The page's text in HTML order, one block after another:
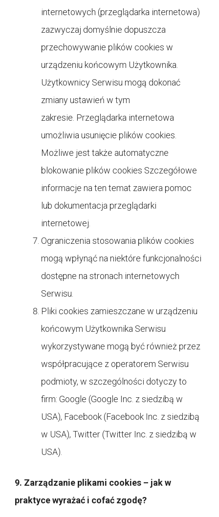
internetowych (przeglądarka internetowa)
zazwyczaj domyślnie dopuszcza
przechowywanie plików cookies w
urządzeniu końcowym Użytkownika.
Użytkownicy Serwisu mogą dokonać
zmiany ustawień w tym
zakresie. Przeglądarka internetowa
umożliwia usunięcie plików cookies.
Możliwe jest także automatyczne
blokowanie plików cookies Szczegółowe
informacje na ten temat zawiera pomoc
lub dokumentacja przeglądarki
internetowej.
Ograniczenia stosowania plików cookies
mogą wpłynąć na niektóre funkcjonalności
dostępne na stronach internetowych
Serwisu.
Pliki cookies zamieszczane w urządzeniu
końcowym Użytkownika Serwisu
wykorzystywane mogą być również przez
współpracujące z operatorem Serwisu
podmioty, w szczególności dotyczy to
firm: Google (Google Inc. z siedzibą w
USA), Facebook (Facebook Inc. z siedzibą
w USA), Twitter (Twitter Inc. z siedzibą w
USA).
9. Zarządzanie plikami cookies – jak w
praktyce wyrażać i cofać zgodę?